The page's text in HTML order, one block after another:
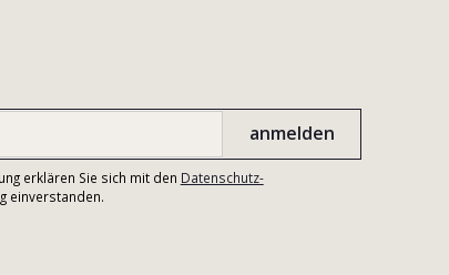
erklären Sie sich mit den Datenschutz-
einverstanden.